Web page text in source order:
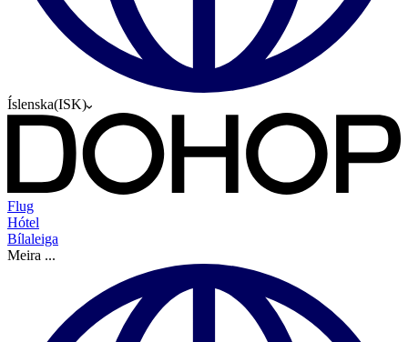
Íslenska(ISK)
Flug
Hótel
Bílaleiga
Meira ...